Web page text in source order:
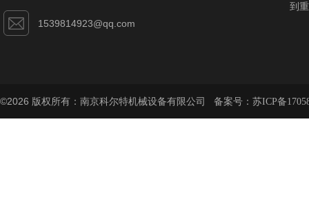
1539814923@qq.com
到
©2026 版权所有：南京科尔特机械设备有限公司 备案号： 苏ICP备